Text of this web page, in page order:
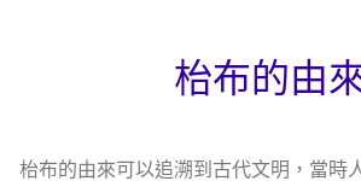
枱布的由
枱布的由來可以追溯到古代文明，當時